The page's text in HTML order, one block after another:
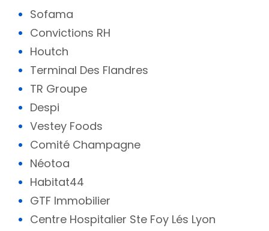
Sofama
Convictions RH
Houtch
Terminal Des Flandres
TR Groupe
Despi
Vestey Foods
Comité Champagne
Néotoa
Habitat44
GTF Immobilier
Centre Hospitalier Ste Foy Lés Lyon